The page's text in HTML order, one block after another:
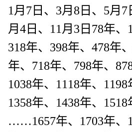
1月7日、3月8日、5月7
月4日、11月3日78年、
318年、398年、478年
年、718年、798年、
1038年、1118年、1198
1358年、1438年、1518
……1657年、1703年、